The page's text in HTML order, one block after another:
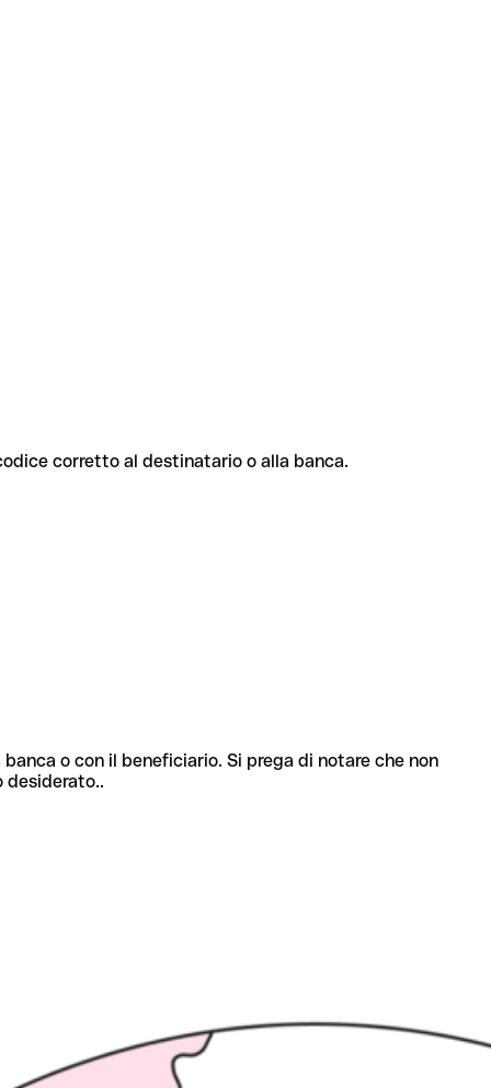
corretto al destinatario o alla banca.
o con il beneficiario. Si prega di notare che non
desiderato..